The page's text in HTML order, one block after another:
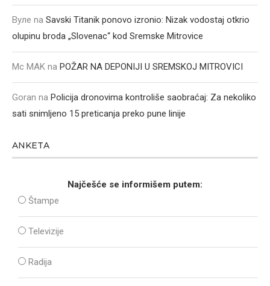
Вуле na Savski Titanik ponovo izronio: Nizak vodostaj otkrio
olupinu broda „Slovenac“ kod Sremske Mitrovice
Mc MAK na POŽAR NA DEPONIJI U SREMSKOJ MITROVICI
Goran na Policija dronovima kontroliše saobraćaj: Za nekoliko
sati snimljeno 15 preticanja preko pune linije
ANKETA
Najčešće se informišem putem:
Štampe
Televizije
Radija